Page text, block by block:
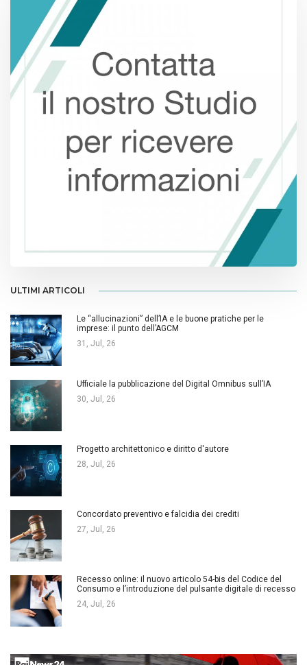
ULTIMI ARTICOLI
Le “allucinazioni” dell’IA e le buone pratiche per le
imprese: il punto dell’AGCM
31, Jul, 26
Ufficiale la pubblicazione del Digital Omnibus sull’IA
30, Jul, 26
Progetto architettonico e diritto d'autore
28, Jul, 26
Concordato preventivo e falcidia dei crediti
27, Jul, 26
Recesso online: il nuovo articolo 54-bis del Codice del
Consumo e l’introduzione del pulsante digitale di recesso
24, Jul, 26